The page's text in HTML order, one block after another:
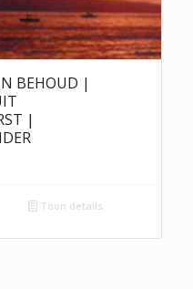
BEHOUD |
|
Toon details